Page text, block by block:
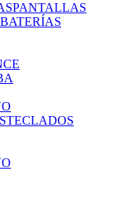
PANTALLAS
BATERÍAS
TECLADOS